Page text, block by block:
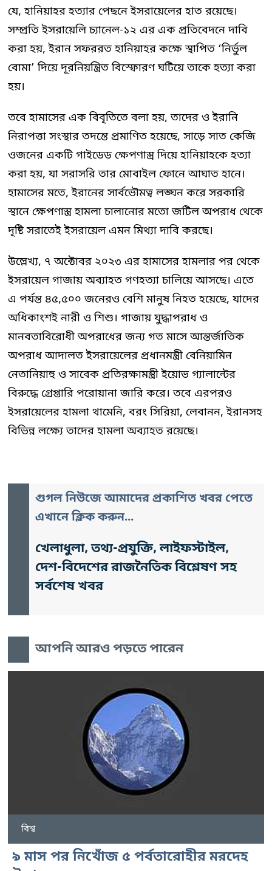
যে, হানিয়াহর হত্যার পেছনে ইসরায়েলের হাত রয়েছে।
সম্প্রতি ইসরায়েলি চ্যানেল-১২ এর এক প্রতিবেদনে দাবি
করা হয়, ইরান সফররত হানিয়াহর কক্ষে স্থাপিত ‘নির্ভুল
বোমা’ দিয়ে দূরনিয়ন্ত্রিত বিস্ফোরণ ঘটিয়ে তাকে হত্যা করা
হয়।
তবে হামাসের এক বিবৃতিতে বলা হয়, তাদের ও ইরানি
নিরাপত্তা সংস্থার তদন্তে প্রমাণিত হয়েছে, সাড়ে সাত কেজি
ওজনের একটি গাইডেড ক্ষেপণাস্ত্র দিয়ে হানিয়াহকে হত্যা
করা হয়, যা সরাসরি তার মোবাইল ফোনে আঘাত হানে।
হামাসের মতে, ইরানের সার্বভৌমত্ব লঙ্ঘন করে সরকারি
স্থানে ক্ষেপণাস্ত্র হামলা চালানোর মতো জটিল অপরাধ থেকে
দৃষ্টি সরাতেই ইসরায়েল এমন মিথ্যা দাবি করছে।
উল্লেখ্য, ৭ অক্টোবর ২০২৩ এর হামাসের হামলার পর থেকে
ইসরায়েল গাজায় অব্যাহত গণহত্যা চালিয়ে আসছে। এতে
এ পর্যন্ত ৪৫,৫০০ জনেরও বেশি মানুষ নিহত হয়েছে, যাদের
অধিকাংশই নারী ও শিশু। গাজায় যুদ্ধাপরাধ ও
মানবতাবিরোধী অপরাধের জন্য গত মাসে আন্তর্জাতিক
অপরাধ আদালত ইসরায়েলের প্রধানমন্ত্রী বেনিয়ামিন
নেতানিয়াহু ও সাবেক প্রতিরক্ষামন্ত্রী ইয়োভ গ্যালান্টের
বিরুদ্ধে গ্রেপ্তারি পরোয়ানা জারি করে। তবে এরপরও
ইসরায়েলের হামলা থামেনি, বরং সিরিয়া, লেবানন, ইরানসহ
বিভিন্ন লক্ষ্যে তাদের হামলা অব্যাহত রয়েছে।
গুগল নিউজে আমাদের প্রকাশিত খবর পেতে
এখানে ক্লিক করুন...
খেলাধুলা, তথ্য-প্রযুক্তি, লাইফস্টাইল,
দেশ-বিদেশের রাজনৈতিক বিশ্লেষণ সহ
সর্বশেষ খবর
আপনি আরও পড়তে পারেন
বিশ্ব
৯ মাস পর নিখোঁজ ৫ পর্বতারোহীর মরদেহ